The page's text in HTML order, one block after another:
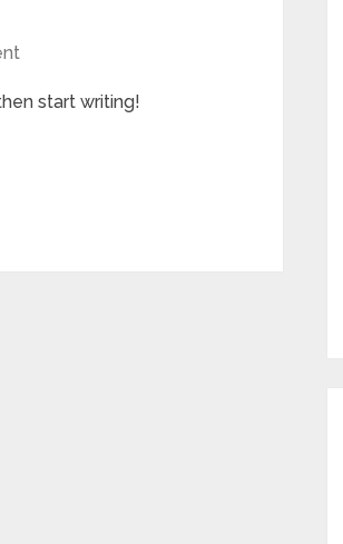
start writing!